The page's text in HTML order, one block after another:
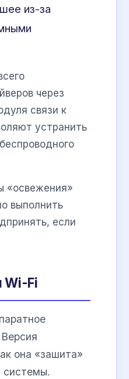
из-за
через
связи к
устранить
«освежения»
выполнить
если
Wi-Fi
она «зашита»
системы.